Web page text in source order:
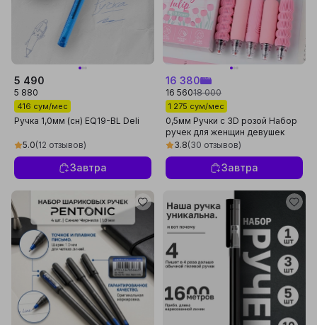
5 490
5 880
416 сум/мес
Ручка 1,0мм (сн) EQ19-BL Deli
5.0(12 отзывов)
Завтра
16 380
16 56018 000
1 275 сум/мес
0,5мм Ручки с 3D розой Набор
ручек для женщин девушек
Подарок на 8 марта для школы
3.8(30 отзывов)
Завтра